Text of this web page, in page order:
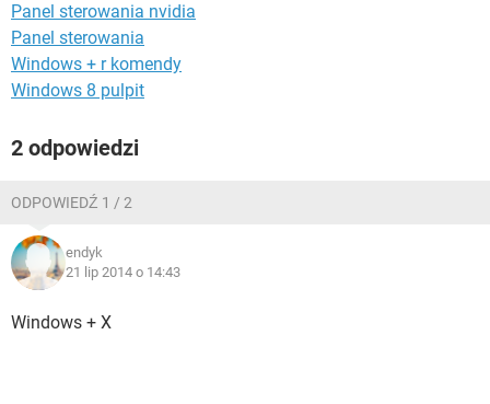
Panel sterowania nvidia
Panel sterowania
Windows + r komendy
Windows 8 pulpit
2 odpowiedzi
ODPOWIEDŹ 1 / 2
endyk
21 lip 2014 o 14:43
Windows + X